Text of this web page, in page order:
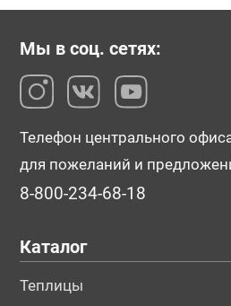
Мы в соц. сетях:
Телефон центрального
для пожеланий и
8-800-234-68-18
Каталог
Теплицы